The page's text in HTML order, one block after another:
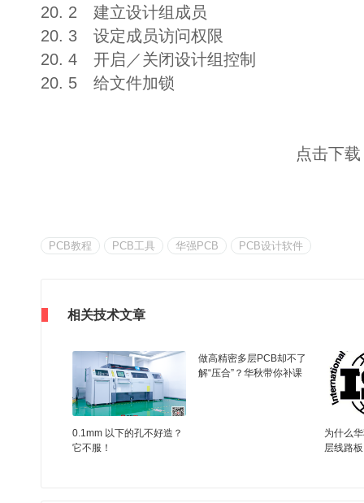
20. 2 建立设计组成员
20. 3 设定成员访问权限
20. 4 开启／关闭设计组控制
20. 5 给文件加锁
点击下载
PCB教程 PCB工具 华强PCB PCB设计软件
相关技术文章
0.1mm 以下的孔不好造？
它不服！
做高精密多层PCB却不了
解“压合”？华秋带你补课
为什么
层线路